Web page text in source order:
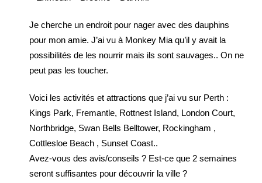
Je cherche un endroit pour nager avec des dauphins
pour mon amie. J’ai vu à Monkey Mia qu’il y avait la
possibilités de les nourrir mais ils sont sauvages.. On ne
peut pas les toucher.
Voici les activités et attractions que j’ai vu sur Perth :
Kings Park, Fremantle, Rottnest Island, London Court,
Northbridge, Swan Bells Belltower, Rockingham ,
Cottlesloe Beach , Sunset Coast..
Avez-vous des avis/conseils ? Est-ce que 2 semaines
seront suffisantes pour découvrir la ville ?